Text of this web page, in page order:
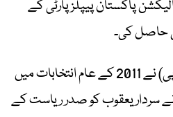
انہوں نے 2011 کا الیکشن پاکستان پیپلز پارٹی کے
حاصل کی۔
پاکستان پیپلز پارٹی (پی پی پی) نے 2011 کے عام انتخابات میں
سردار یعقوب کو صدر ریاست کے